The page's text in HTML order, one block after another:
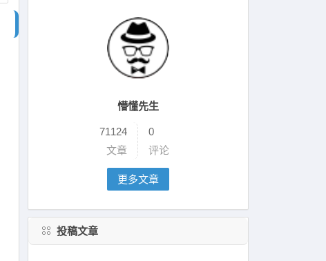
懵懂先生
71124
文章
0
评论
更多文章
投稿文章